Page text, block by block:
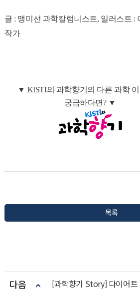
글 : 맹미선 과학칼럼니스트, 일러스트 :
작가
▼ KISTI의 과학향기의 다른 과학
궁금하다면? ▼
목록
다음